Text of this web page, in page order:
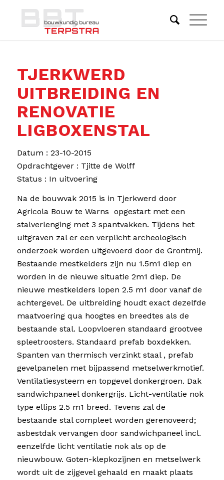
TJERKWERD
UITBREIDING EN
RENOVATIE
LIGBOXENSTAL
Datum : 23-10-2015
Opdrachtgever : Tjitte de Wolff
Status : In uitvoering
Na de bouwvak 2015 is in Tjerkwerd door
Agricola Bouw te Warns opgestart met een
stalverlenging met 3 spantvakken. Tijdens het
uitgraven zal er een verplicht archeologisch
onderzoek worden uitgevoerd door de Grontmij.
Bestaande mestkelders zijn nu 1.5m1 diep en
worden in de nieuwe situatie 2m1 diep. De
nieuwe mestkelders lopen 2.5 m1 door vanaf de
achtergevel. De uitbreiding houdt exact dezelfde
maatvoering qua hoogtes en breedtes als de
bestaande stal. Loopvloeren standaard grootvee
spleetroosters. Standaard prefab boxdekken.
Spanten van thermisch verzinkt staal , prefab
gevelpanelen met bijpassend metselwerkmotief.
Ventilatiesysteem en topgevel donkergroen. Dak
sandwichpaneel donkergrijs. Licht-ventilatie nok
type ellips 2.5 m1 breed. Tevens zal de
bestaande stal compleet worden gerenoveerd;
asbestdak vervangen door sandwichpaneel incl.
eenzelfde licht ventilatie nok als op de
nieuwbouw. Goten-klepkozijnen en metselwerk
wordt uit de zijgevel gehaald en maakt plaats